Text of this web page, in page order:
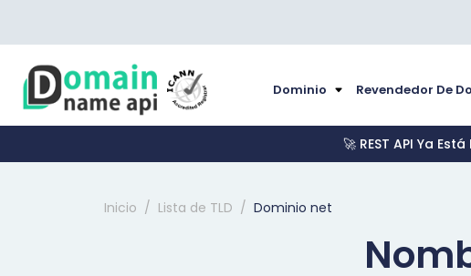
Dominio Revendedor De
🚀 REST API Ya
Inicio Lista de TLD Dominio net